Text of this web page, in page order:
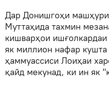
Дар Донишгоҳи
Муттаҳида тахмин
кишварҳои
як миллион нафар
ҳаммуассиси Лоиҳаи
қайд мекунад, ки ин як